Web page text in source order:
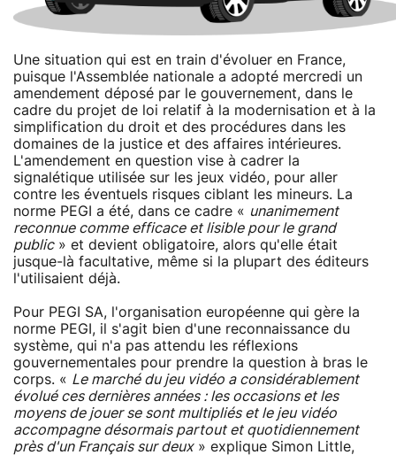
Une situation qui est en train d'évoluer en France,
puisque l'Assemblée nationale a adopté mercredi un
amendement déposé par le gouvernement, dans le
cadre du projet de loi relatif à la modernisation et à la
simplification du droit et des procédures dans les
domaines de la justice et des affaires intérieures.
L'amendement en question vise à cadrer la
signalétique utilisée sur les jeux vidéo, pour aller
contre les éventuels risques ciblant les mineurs. La
norme PEGI a été, dans ce cadre « unanimement
reconnue comme efficace et lisible pour le grand
public» et devient obligatoire, alors qu'elle était
jusque-là facultative, même si la plupart des éditeurs
l'utilisaient déjà.
Pour PEGI SA, l'organisation européenne qui gère la
norme PEGI, il s'agit bien d'une reconnaissance du
système, qui n'a pas attendu les réflexions
gouvernementales pour prendre la question à bras le
corps. « Le marché du jeu vidéo a considérablement
évolué ces dernières années : les occasions et les
moyens de jouer se sont multipliés et le jeu vidéo
accompagne désormais partout et quotidiennement
près d'un Français sur deux» explique Simon Little,